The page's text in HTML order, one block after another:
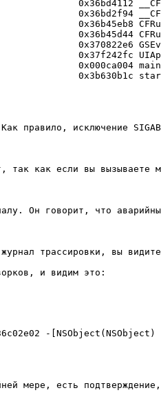
+ 134
+ 1380
+ 352
+ 100
+ 70
+ 1116
(main.m:16)
правило, исключение
так как если вы
Он говорит, что
журнал трассировки, вы
и видим это:
мере, есть